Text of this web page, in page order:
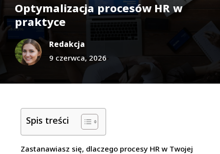
Optymalizacja procesów HR w
praktyce
Redakcja
9 czerwca, 2026
Spis treści
Zastanawiasz się, dlaczego procesy HR w Twojej